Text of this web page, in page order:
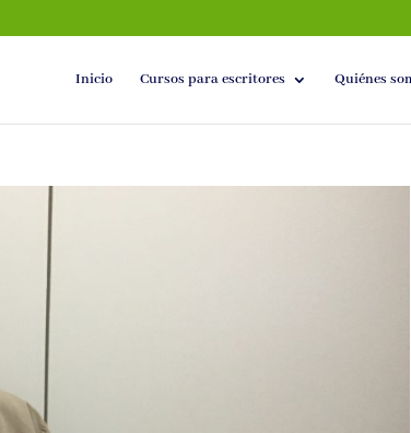
Inicio Cursos para escritores Quiénes